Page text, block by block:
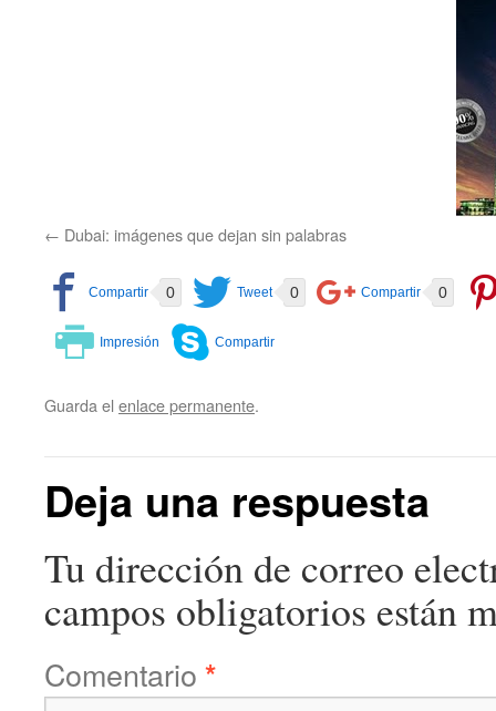
Dubai: imágenes que dejan sin palabras
0 0 0
Guarda el enlace permanente.
Deja una respuesta
Tu dirección de correo
campos obligatorios están
Comentario *